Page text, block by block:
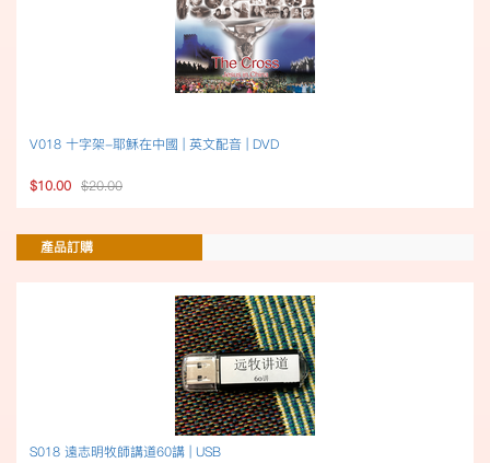
V018 十字架-耶穌在中國 | 英文配音 | DVD
$10.00 $20.00
產品訂購
S018 遠志明牧師講道60講 | USB